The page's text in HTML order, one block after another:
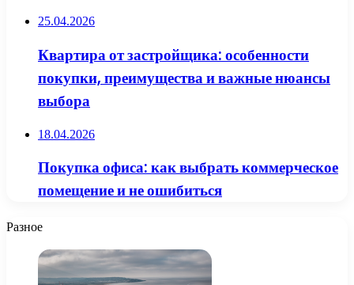
25.04.2026
Квартира от застройщика: особенности
покупки, преимущества и важные нюансы
выбора
18.04.2026
Покупка офиса: как выбрать коммерческое
помещение и не ошибиться
Разное